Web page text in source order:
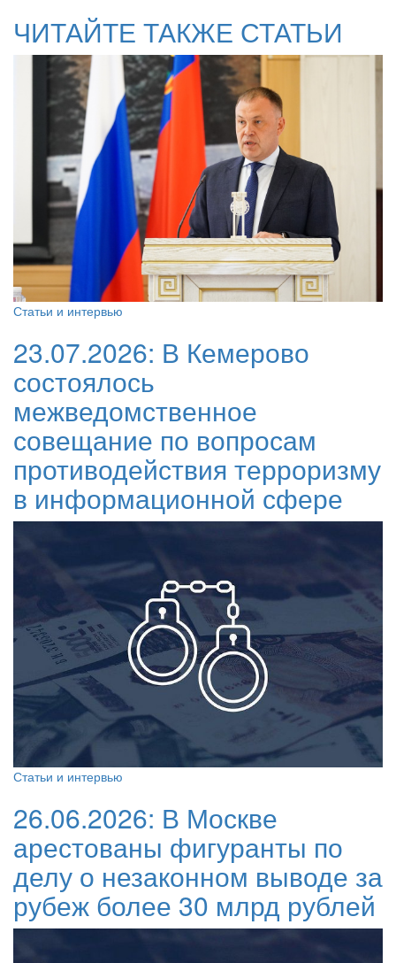
ЧИТАЙТЕ ТАКЖЕ СТАТЬИ
Статьи и интервью
23.07.2026: В Кемерово
состоялось
межведомственное
совещание по вопросам
противодействия терроризму
в информационной сфере
Статьи и интервью
26.06.2026: В Москве
арестованы фигуранты по
делу о незаконном выводе за
рубеж более 30 млрд рублей